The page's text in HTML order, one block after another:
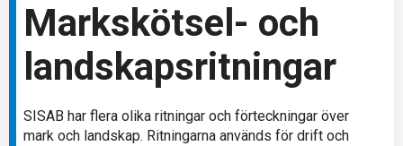
Markskötsel- och
landskapsritningar
SISAB har flera olika ritningar och förteckningar över
mark och landskap. Ritningarna används för drift och